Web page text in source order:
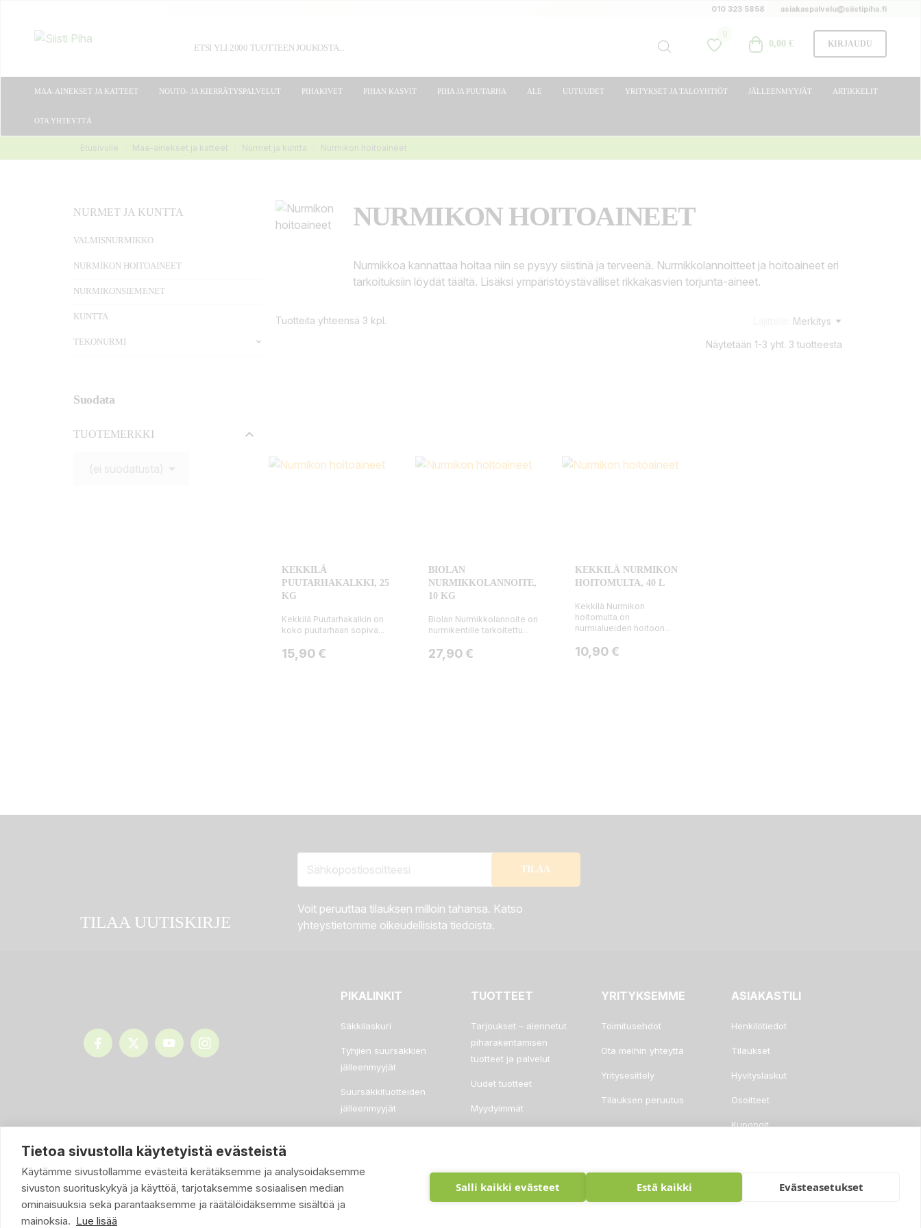
Tietoa sivustolla käytetyistä evästeistä
Käytämme sivustollamme evästeitä kerätäksemme ja analysoidaksemme
sivuston suorituskykyä ja käyttöä, tarjotaksemme sosiaalisen median
ominaisuuksia sekä parantaaksemme ja räätälöidäksemme sisältöä ja
mainoksia. Lue lisää
Salli kaikki evästeet Estä kaikki Evästeasetukset
010 323 5858 asiakaspalvelu@siistipiha.fi
0
0,00 € KIRJAUDU
MAA-AINEKSET JA KATTEET NOUTO- JA KIERRÄTYSPALVELUT PIHAKIVET PIHAN KASVIT PIHA JA PUUTARHA ALE UUTUUDET YRITYKSET JA TALOYHTIÖT JÄLLEENMYYJÄT ARTIKKELIT
OTA YHTEYTTÄ
Etusivulle Maa-ainekset ja katteet Nurmet ja kuntta Nurmikon hoitoaineet
NURMET JA KUNTTA
VALMISNURMIKKO
NURMIKON HOITOAINEET
NURMIKONSIEMENET
KUNTTA
TEKONURMI
Suodata
TUOTEMERKKI 
(ei suodatusta) 
NURMIKON HOITOAINEET
Nurmikkoa kannattaa hoitaa niin se pysyy siistinä ja terveenä. Nurmikkolannoitteet ja hoitoaineet eri
tarkoituksiin löydät täältä. Lisäksi ympäristöystävälliset rikkakasvien torjunta-aineet.
Tuotteita yhteensä 3 kpl.
Merkitys
Näytetään 1-3 yht. 3 tuotteesta
KEKKILÄ
PUUTARHAKALKKI, 25
KG
Kekkilä Puutarhakalkin on
koko puutarhaan sopiva...
Hinta
15,90 €
BIOLAN
NURMIKKOLANNOITE,
10 KG
Biolan Nurmikkolannoite on
nurmikentille tarkoitettu...
Hinta
27,90 €
KEKKILÄ NURMIKON
HOITOMULTA, 40 L
Kekkilä Nurmikon
hoitomulta on
nurmialueiden hoitoon...
Hinta
10,90 €
TILAA UUTISKIRJE
Voit peruuttaa tilauksen milloin tahansa. Katso
yhteystietomme oikeudellisista tiedoista.
PIKALINKIT
Säkkilaskuri
Tyhjien suursäkkien
jälleenmyyjät
Suursäkkituotteiden
jälleenmyyjät
TUOTTEET
Tarjoukset – alennetut
piharakentamisen
tuotteet ja palvelut
Uudet tuotteet
Myydyimmät
YRITYKSEMME
Toimitusehdot
Ota meihin yhteyttä
Yritysesittely
Tilauksen peruutus
ASIAKASTILI
Henkilötiedot
Tilaukset
Hyvityslaskut
Osoitteet
Kupongit